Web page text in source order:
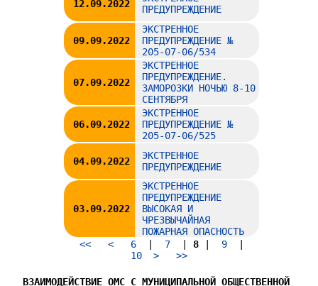
12.09.2022
ПРЕДУПРЕЖДЕНИЕ
09.09.2022
ЭКСТРЕННОЕ
ПРЕДУПРЕЖДЕНИЕ №
205-07-06/534
07.09.2022
ЭКСТРЕННОЕ
ПРЕДУПРЕЖДЕНИЕ.
ЗАМОРОЗКИ НОЧЬЮ 8-10
СЕНТЯБРЯ
06.09.2022
ЭКСТРЕННОЕ
ПРЕДУПРЕЖДЕНИЕ №
205-07-06/525
04.09.2022
ЭКСТРЕННОЕ
ПРЕДУПРЕЖДЕНИЕ
03.09.2022
ЭКСТРЕННОЕ
ПРЕДУПРЕЖДЕНИЕ
ВЫСОКАЯ И
ЧРЕЗВЫЧАЙНАЯ
ПОЖАРНАЯ ОПАСНОСТЬ
<<
< 6 7 8| 9
10
> >>
ВЗАИМОДЕЙСТВИЕ ОМС С МУНИЦИПАЛЬНОЙ ОБЩЕСТВЕННОЙ